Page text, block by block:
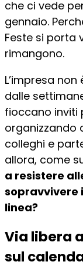
che ci vede
gennaio.
Feste si porta
rimangono.
L’impresa
dalle
fioccano inviti
organizzando
colleghi e
allora, come
a resistere
sopravvivere
linea?
Via libera
sul